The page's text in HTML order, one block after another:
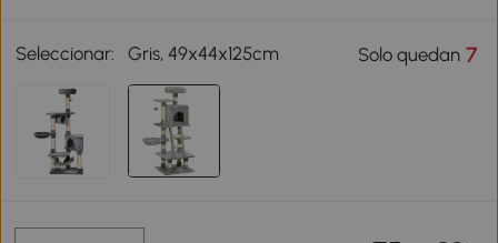
Seleccionar: Gris, 49x44x125cm Solo quedan7